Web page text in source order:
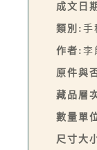
成文日
類別: 手
作者: 李
原件與
藏品層
數量單
尺寸大